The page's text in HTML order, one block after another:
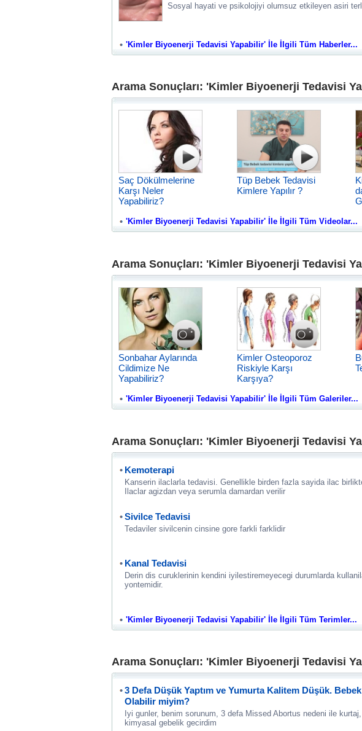
Sosyal hayati ve psikolojiyi olumsuz etkileyen asiri
'Kimler Biyoenerji Tedavisi Yapabilir' İle İlgili Tüm Haberler...
Arama Sonuçları: 'Kimler Biyoenerji Tedavisi
Saç Dökülmelerine
Karşı Neler
Yapabiliriz?
Tüp Bebek Tedavisi
Kimlere Yapılır ?
'Kimler Biyoenerji Tedavisi Yapabilir' İle İlgili Tüm Videolar...
Arama Sonuçları: 'Kimler Biyoenerji Tedavisi
Sonbahar Aylarında
Cildimize Ne
Yapabiliriz?
Kimler Osteoporoz
Riskiyle Karşı
Karşıya?
'Kimler Biyoenerji Tedavisi Yapabilir' İle İlgili Tüm Galeriler...
Arama Sonuçları: 'Kimler Biyoenerji Tedavisi
Kemoterapi
Kanserin ilaclarla tedavisi. Genellikle birden fazla sayida ilac
Ilaclar agizdan veya serumla damardan verilir
Sivilce Tedavisi
Tedaviler sivilcenin cinsine gore farkli farklidir
Kanal Tedavisi
Derin dis curuklerinin kendini iyilestiremeyecegi durumlarda
yontemidir.
'Kimler Biyoenerji Tedavisi Yapabilir' İle İlgili Tüm Terimler...
Arama Sonuçları: 'Kimler Biyoenerji Tedavisi
3 Defa Düşük Yaptım ve Yumurta Kalitem Düşük.
Olabilir miyim?
Iyi gunler, benim sorunum, 3 defa Missed Abortus nedeni ile
kimyasal gebelik gecirdim